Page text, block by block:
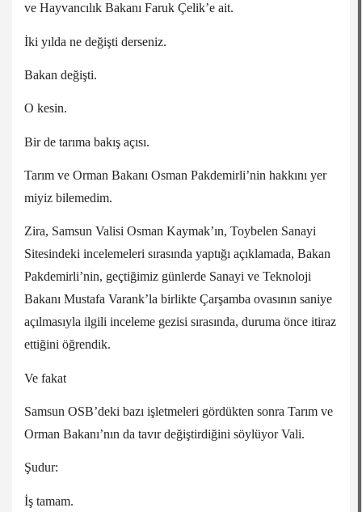
ve Hayvancılık Bakanı Faruk Çelik’e ait.
İki yılda ne değişti derseniz.
Bakan değişti.
O kesin.
Bir de tarıma bakış açısı.
Tarım ve Orman Bakanı Osman Pakdemirli’nin hakkını yer
miyiz bilemedim.
Zira, Samsun Valisi Osman Kaymak’ın, Toybelen Sanayi
Sitesindeki incelemeleri sırasında yaptığı açıklamada, Bakan
Pakdemirli’nin, geçtiğimiz günlerde Sanayi ve Teknoloji
Bakanı Mustafa Varank’la birlikte Çarşamba ovasının saniye
açılmasıyla ilgili inceleme gezisi sırasında, duruma önce itiraz
ettiğini öğrendik.
Ve fakat
Samsun OSB’deki bazı işletmeleri gördükten sonra Tarım ve
Orman Bakanı’nın da tavır değiştirdiğini söylüyor Vali.
Şudur:
İş tamam.